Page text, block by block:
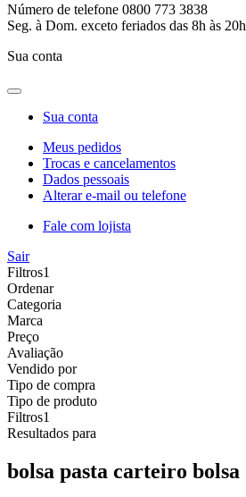
Número de telefone 0800 773 3838
Seg. à Dom. exceto feriados das 8h às 20h
Sua conta
Sua conta
Meus pedidos
Trocas e cancelamentos
Dados pessoais
Alterar e-mail ou telefone
Fale com lojista
Sair
Filtros1
Ordenar
Categoria
Marca
Preço
Avaliação
Vendido por
Tipo de compra
Tipo de produto
Filtros1
Resultados para
bolsa pasta carteiro bolsa